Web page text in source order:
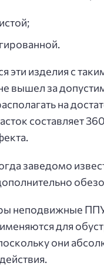
эти изделия с
вышел за
на
составляет
заведомо
неподвижные ППУ
для
они